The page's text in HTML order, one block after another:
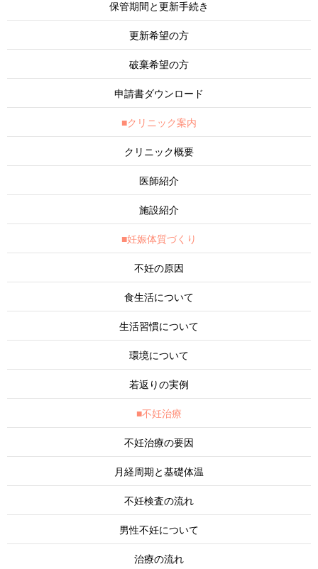
保管期間と更新手続き
更新希望の方
破棄希望の方
申請書ダウンロード
■クリニック案内
クリニック概要
医師紹介
施設紹介
■妊娠体質づくり
不妊の原因
食生活について
生活習慣について
環境について
若返りの実例
■不妊治療
不妊治療の要因
月経周期と基礎体温
不妊検査の流れ
男性不妊について
治療の流れ